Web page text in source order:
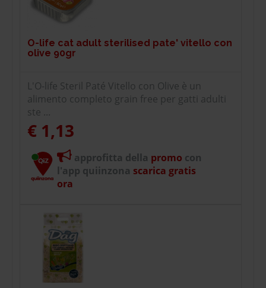
O-life cat adult sterilised pate' vitello con
olive 90gr
L'O-life Steril Paté Vitello con Olive è un
alimento completo grain free per gatti adulti
ste ...
€ 1,13
approfitta della promo con
l'app quiinzona scarica gratis
ora